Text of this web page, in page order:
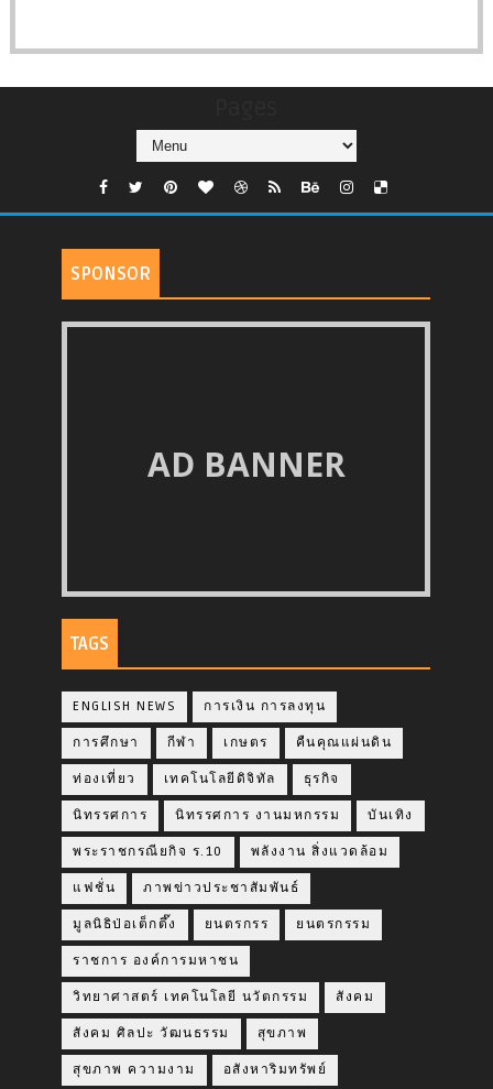
SPONSOR
AD BANNER
TAGS
ENGLISH NEWS การเงิน การลงทุน
การศึกษา กีฬา เกษตร คืนคุณแผ่นดิน
ท่องเที่ยว เทคโนโลยีดิจิทัล ธุรกิจ
นิทรรศการ นิทรรศการ งานมหกรรม บันเทิง
พระราชกรณียกิจ ร.10 พลังงาน สิ่งแวดล้อม
แฟชั่น ภาพข่าวประชาสัมพันธ์
มูลนิธิป่อเต็กตึ๊ง ยนตรกรร ยนตรกรรม
ราชการ องค์การมหาชน
วิทยาศาสตร์ เทคโนโลยี นวัตกรรม สังคม
สังคม ศิลปะ วัฒนธรรม สุขภาพ
สุขภาพ ความงาม อสังหาริมทรัพย์